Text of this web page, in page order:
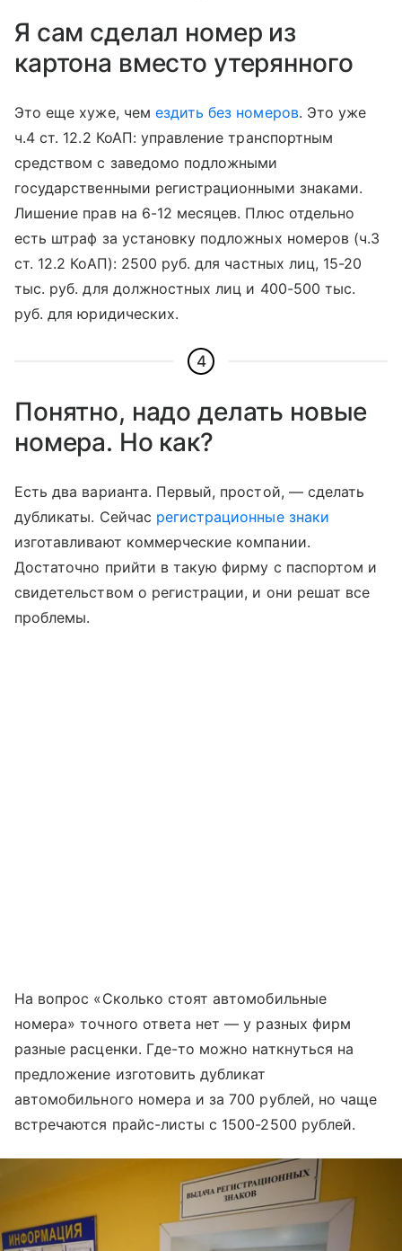
Я сам сделал номер из
картона вместо утерянного
Это еще хуже, чем ездить без номеров. Это уже
ч.4 ст. 12.2 КоАП: управление транспортным
средством с заведомо подложными
государственными регистрационными знаками.
Лишение прав на 6-12 месяцев. Плюс отдельно
есть штраф за установку подложных номеров (ч.3
ст. 12.2 КоАП): 2500 руб. для частных лиц, 15-20
тыс. руб. для должностных лиц и 400-500 тыс.
руб. для юридических.
4
Понятно, надо делать новые
номера. Но как?
Есть два варианта. Первый, простой, — сделать
дубликаты. Сейчас регистрационные знаки
изготавливают коммерческие компании.
Достаточно прийти в такую фирму с паспортом и
свидетельством о регистрации, и они решат все
проблемы.
На вопрос «Сколько стоят автомобильные
номера» точного ответа нет — у разных фирм
разные расценки. Где-то можно наткнуться на
предложение изготовить дубликат
автомобильного номера и за 700 рублей, но чаще
встречаются прайс-листы с 1500-2500 рублей.